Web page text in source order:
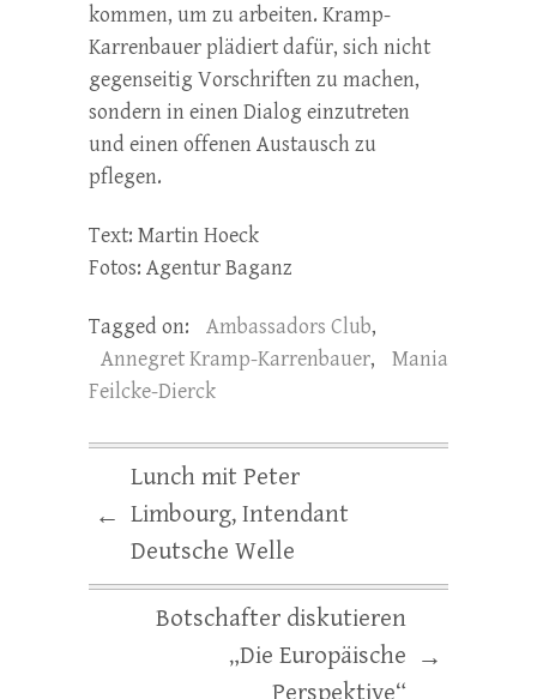
kommen, um zu arbeiten. Kramp-
Karrenbauer plädiert dafür, sich nicht
gegenseitig Vorschriften zu machen,
sondern in einen Dialog einzutreten
und einen offenen Austausch zu
pflegen.
Text: Martin Hoeck
Fotos: Agentur Baganz
Tagged on: Ambassadors Club,
Annegret Kramp-Karrenbauer,
Mania
Feilcke-Dierck
←
Lunch mit Peter
Limbourg, Intendant
Deutsche Welle
Botschafter diskutieren
„Die Europäische
Perspektive“
→